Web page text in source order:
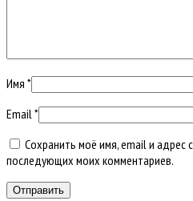
Имя *
Email*
Сохранить моё имя, email и адрес
последующих моих комментариев.